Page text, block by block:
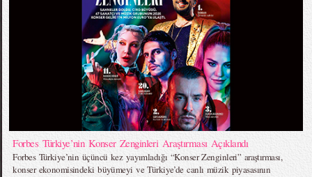
Forbes Türkiye’nin Konser Zenginleri Araştırması Açıklandı
Forbes Türkiye’nin üçüncü kez yayımladığı “Konser Zenginleri” araştırması,
konser ekonomisindeki büyümeyi ve Türkiye’de canlı müzik piyasasının